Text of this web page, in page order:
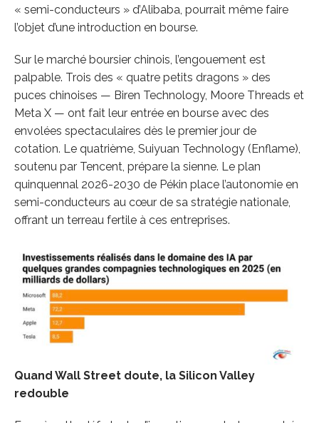
« semi-conducteurs » d’Alibaba, pourrait même faire
l’objet d’une introduction en bourse.
Sur le marché boursier chinois, l’engouement est
palpable. Trois des « quatre petits dragons » des
puces chinoises — Biren Technology, Moore Threads et
Meta X — ont fait leur entrée en bourse avec des
envolées spectaculaires dès le premier jour de
cotation. Le quatrième, Suiyuan Technology (Enflame),
soutenu par Tencent, prépare la sienne. Le plan
quinquennal 2026-2030 de Pékin place l’autonomie en
semi-conducteurs au cœur de sa stratégie nationale,
offrant un terreau fertile à ces entreprises.
Quand Wall Street doute, la Silicon Valley
redouble